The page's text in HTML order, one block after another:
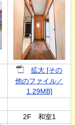
拡大 [その
他のファイル／
1.29MB]
2F 和室1